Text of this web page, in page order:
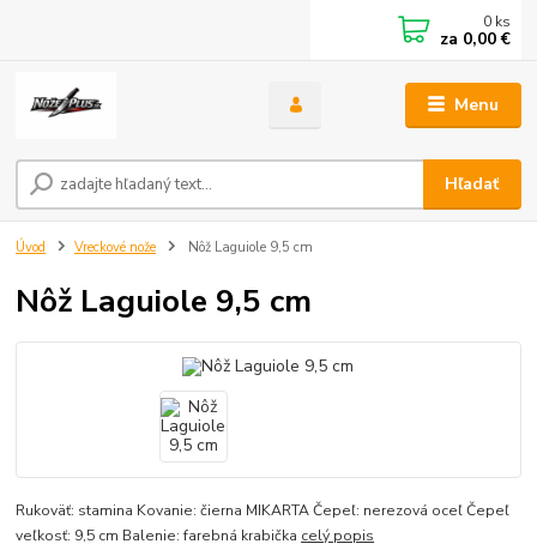
Menu
Hľadať
0 ks
za 0,00 €
Úvod Vreckové nože Nôž Laguiole 9,5 cm
Nôž Laguiole 9,5 cm
Rukoväť: stamina Kovanie: čierna MIKARTA Čepeľ: nerezová oceľ Čepeľ
veľkosť: 9,5 cm Balenie: farebná krabička celý popis